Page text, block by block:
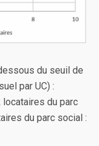
du seuil de
par UC) :
du parc
du parc social :